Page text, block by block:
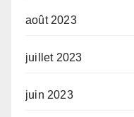
août 2023
juillet 2023
juin 2023